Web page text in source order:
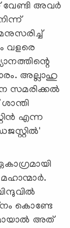
അവര്‍
വളരെ
അല്ലാഹു
സമരിക്കല്‍
എന്ന
കൊണ്ടേ
അത്